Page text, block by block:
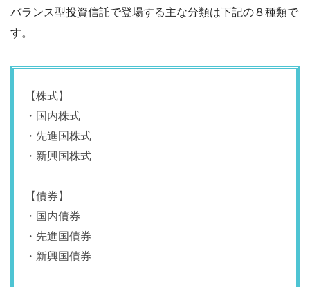
バランス型投資信託で登場する主な分類は下記の８種類で
す。
【株式】
・国内株式
・先進国株式
・新興国株式
【債券】
・国内債券
・先進国債券
・新興国債券